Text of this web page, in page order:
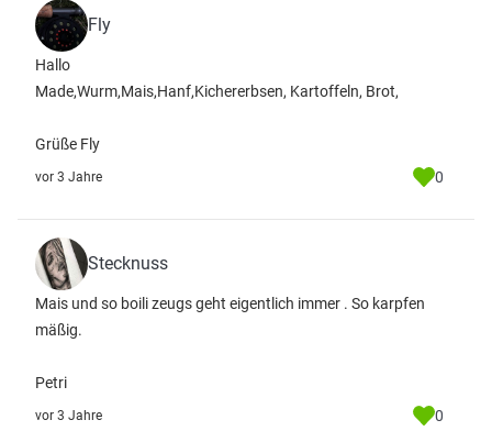
Fly
Hallo
Made,Wurm,Mais,Hanf,Kichererbsen, Kartoffeln, Brot,
Grüße Fly
vor 3 Jahre 0
Stecknuss
Mais und so boili zeugs geht eigentlich immer . So karpfen
mäßig.
Petri
vor 3 Jahre 0